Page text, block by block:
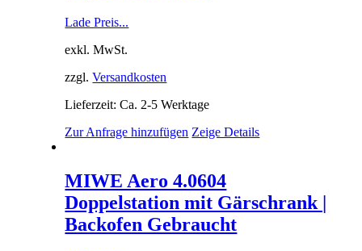
Lade Preis...
exkl. MwSt.
zzgl.Versandkosten
Lieferzeit: Ca. 2-5 Werktage
Zur Anfrage hinzufügen Zeige Details
MIWE Aero 4.0604
Doppelstation mit Gärschrank |
Backofen Gebraucht